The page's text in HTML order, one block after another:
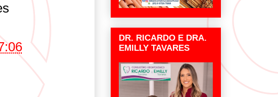
DR. RICARDO E DRA.
EMILLY TAVARES